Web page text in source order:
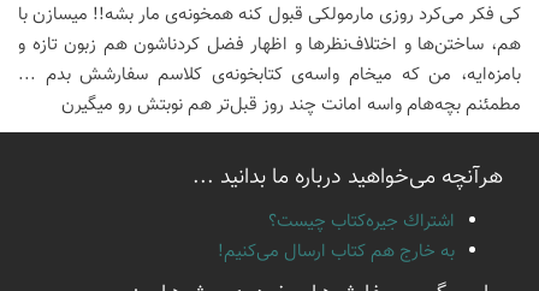
کی فکر می‌کرد روزی مارمولکی قبول کنه همخونه‌ی مار بشه!! میسازن با
هم، ساختن‌ها و اختلاف‌نظرها و اظهار فضل کردناشون هم زبون تازه و
بامزه‌ایه، من که میخام واسه‌ی کتابخونه‌ی کلاسم سفارشش بدم ...
مطمئنم بچه‌هام واسه امانت چند روز قبل‌تر هم نوبتش رو میگیرن
هرآنچه می‌خواهید درباره ما بدانید ...
اشتراك جيره‌كتاب چيست؟
به خارج هم كتاب ارسال می‌كنیم!